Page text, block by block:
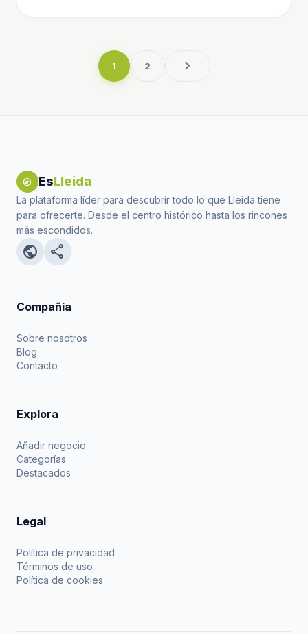
1 2 chevron_right
explore EsLleida
La plataforma líder para descubrir todo lo que Lleida tiene
para ofrecerte. Desde el centro histórico hasta los rincones
más escondidos.
public share
Compañía
Sobre nosotros
Blog
Contacto
Explora
Añadir negocio
Categorías
Destacados
Legal
Política de privacidad
Términos de uso
Política de cookies